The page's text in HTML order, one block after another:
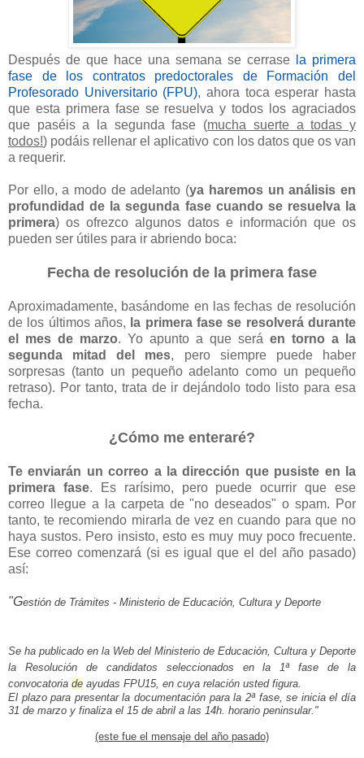
Después de que hace una semana se cerrase
la primera
fase de los contratos predoctorales de Formación del
Profesorado Universitario (FPU), ahora toca esperar hasta
que esta primera fase se resuelva y todos los agraciados
que paséis a la segunda fase (mucha suerte a todas y
todos!) podáis rellenar el aplicativo con los datos que os van
a requerir.
Por ello, a modo de adelanto (ya haremos un análisis en
profundidad de la segunda fase cuando se resuelva la
primera) os ofrezco algunos datos e información que os
pueden ser útiles para ir abriendo boca:
Fecha de resolución de la primera fase
Aproximadamente, basándome en las fechas de resolución
de los últimos años, la primera fase se resolverá durante
el mes de marzo. Yo apunto a que será en torno a la
segunda mitad del mes, pero siempre puede haber
sorpresas (tanto un pequeño adelanto como un pequeño
retraso). Por tanto, trata de ir dejándolo todo listo para esa
fecha.
¿Cómo me enteraré?
Te enviarán un correo a la dirección que pusiste en la
primera fase. Es rarísimo, pero puede ocurrir que ese
correo llegue a la carpeta de "no deseados" o spam. Por
tanto, te recomiendo mirarla de vez en cuando para que no
haya sustos. Pero insisto, esto es muy muy poco frecuente.
Ese correo comenzará (si es igual que el del año pasado)
así:
"Gestión de Trámites - Ministerio de Educación, Cultura y Deporte
Se ha publicado en la Web del Ministerio de Educación , Cultura y Deporte
la Resolución de candidatos seleccionados en la 1ª fase de la
convocatoria de ayudas FPU15, en cuya relación usted figura.
El plazo para presentar la documentación para la 2ª fase, se inicia el día
31 de marzo y finaliza el 15 de abril a las 14h. horario peninsular."
(este fue el mensaje del año pasado)